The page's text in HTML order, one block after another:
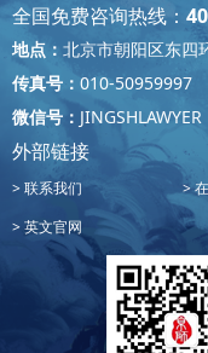
全国免费咨询热线：
地点： 北京市朝阳区东四
传真号： 010-50959997
微信号： JINGSHLAWYER
外部链接
联系我们
英文官网